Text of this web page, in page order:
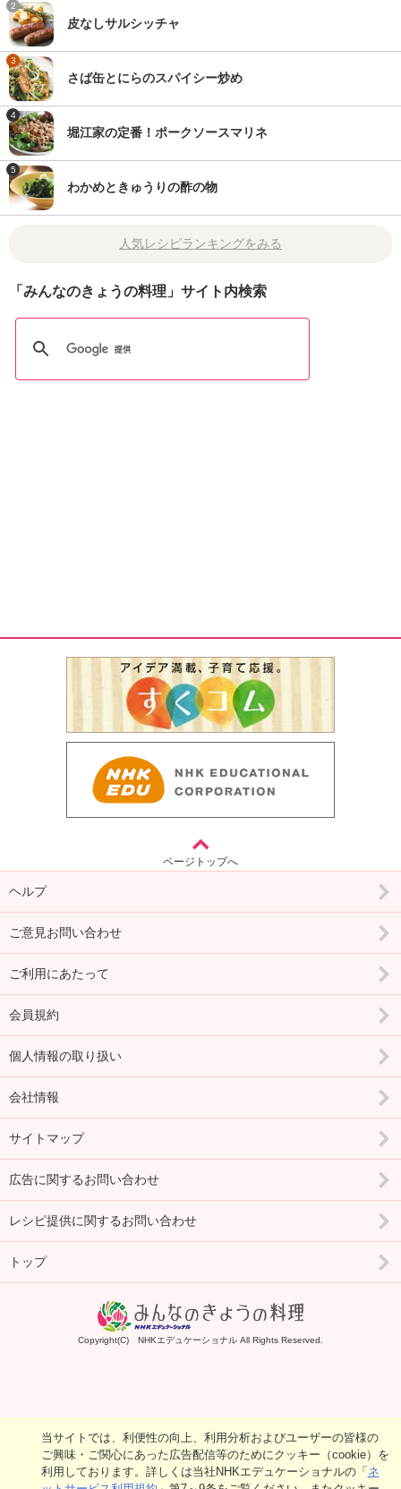
2
皮なしサルシッチャ
3
さば缶とにらのスパイシー炒め
4
堀江家の定番！ポークソースマリネ
5
わかめときゅうりの酢の物
人気レシピランキングをみる
「みんなのきょうの料理」サイト内検索
ページトップへ
ヘルプ
ご意見お問い合わせ
ご利用にあたって
会員規約
個人情報の取り扱い
会社情報
サイトマップ
広告に関するお問い合わせ
レシピ提供に関するお問い合わせ
トップ
Copyright(C) NHKエデュケーショナル All Rights Reserved.
当サイトでは、利便性の向上、利用分析およびユーザーの皆様の
ご興味・ご関心にあった広告配信等のためにクッキー（cookie）を
利用しております。詳しくは当社NHKエデュケーショナルの「ネ